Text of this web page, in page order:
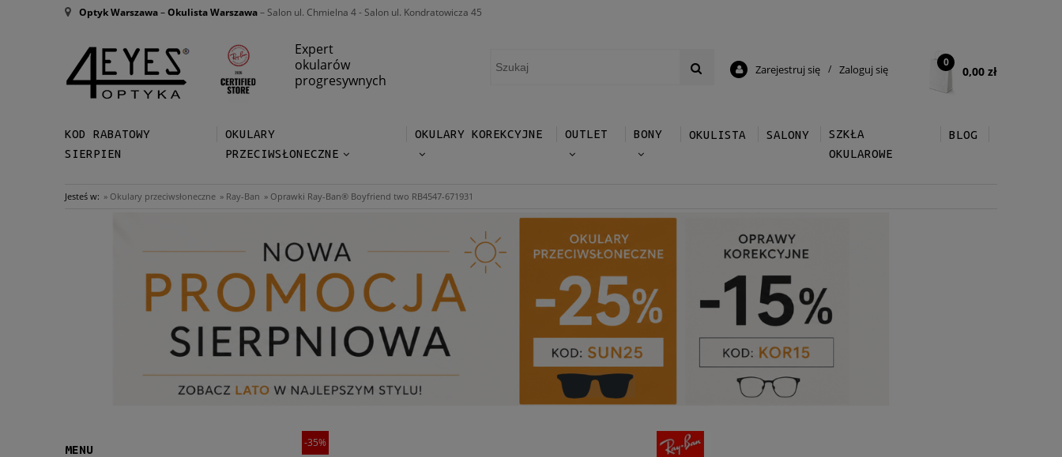
Optyk Warszawa–Okulista Warszawa– Salon ul. Chmielna 4 - Salon ul. Kondratowicza 45
Expert
okularów
progresywnych
0,00 zł
0
Zarejestruj się / Zaloguj się
KOD RABATOWY
SIERPIEN
OKULARY
PRZECIWSŁONECZNE
OKULARY KOREKCYJNE OUTLET BONY OKULISTA SALONY
SZKŁA
OKULAROWE
BLOG
Jesteś w: » Okulary przeciwsłoneczne » Ray-Ban » Oprawki Ray-Ban® Boyfriend two RB4547-671931
MENU -35%